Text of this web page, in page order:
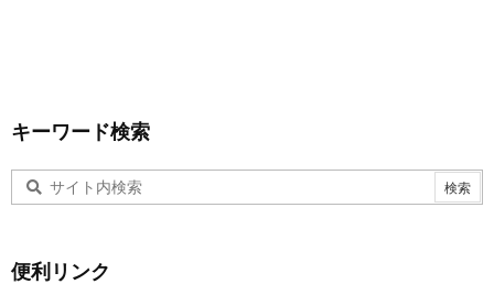
キーワード検索
便利リンク